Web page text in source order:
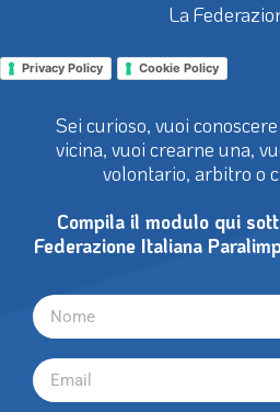
La
Privacy Policy Cookie Policy
Sei curioso, vuoi
vicina, vuoi crearne una,
volontario, arbitro o
Compila il modulo qui
Federazione Italiana